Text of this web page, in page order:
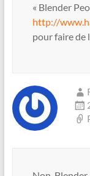
« Blender
http://
pour faire de